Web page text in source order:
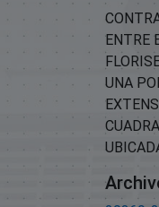
ENTRE
UNA